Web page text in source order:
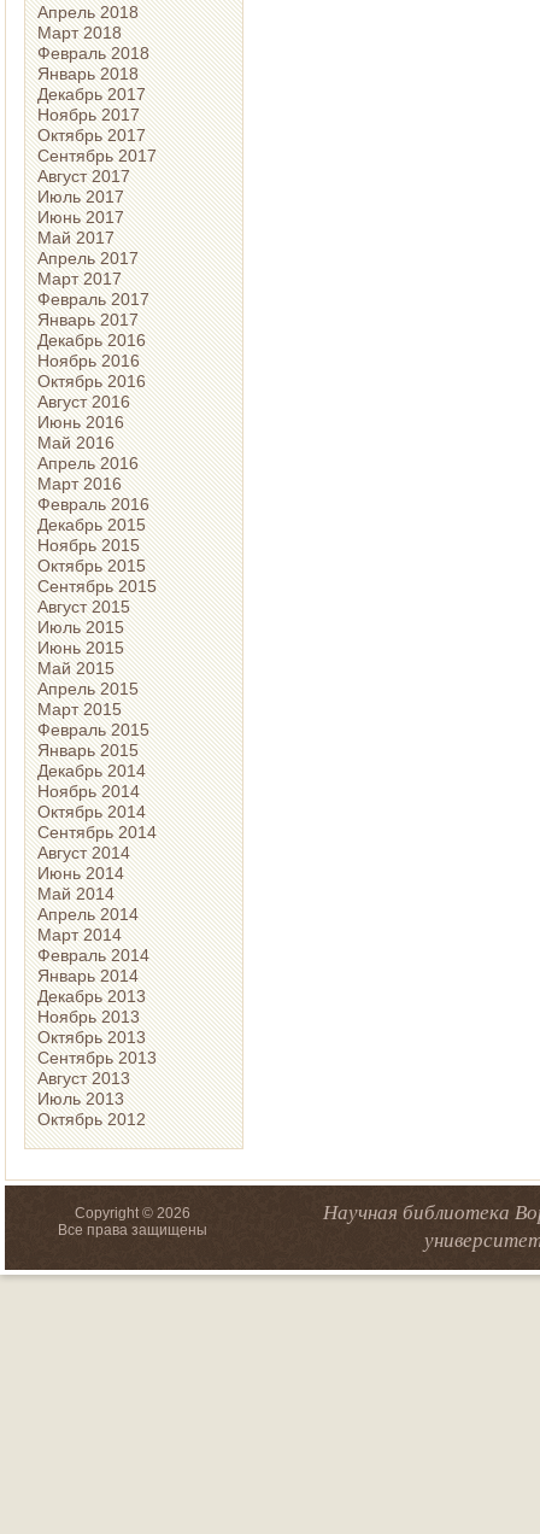
Апрель 2018
Март 2018
Февраль 2018
Январь 2018
Декабрь 2017
Ноябрь 2017
Октябрь 2017
Сентябрь 2017
Август 2017
Июль 2017
Июнь 2017
Май 2017
Апрель 2017
Март 2017
Февраль 2017
Январь 2017
Декабрь 2016
Ноябрь 2016
Октябрь 2016
Август 2016
Июнь 2016
Май 2016
Апрель 2016
Март 2016
Февраль 2016
Декабрь 2015
Ноябрь 2015
Октябрь 2015
Сентябрь 2015
Август 2015
Июль 2015
Июнь 2015
Май 2015
Апрель 2015
Март 2015
Февраль 2015
Январь 2015
Декабрь 2014
Ноябрь 2014
Октябрь 2014
Сентябрь 2014
Август 2014
Июнь 2014
Май 2014
Апрель 2014
Март 2014
Февраль 2014
Январь 2014
Декабрь 2013
Ноябрь 2013
Октябрь 2013
Сентябрь 2013
Август 2013
Июль 2013
Октябрь 2012
Copyright © 2026
Все права защищены
Научная библиотека